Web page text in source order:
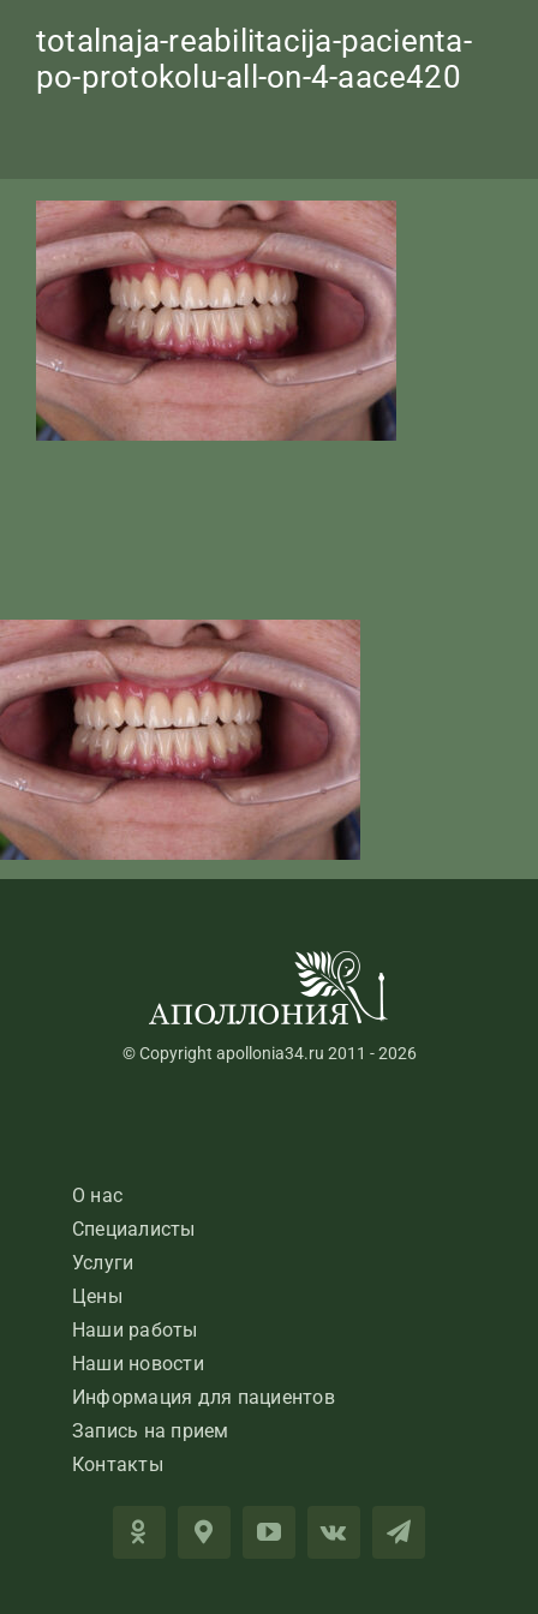
totalnaja-reabilitacija-pacienta-
po-protokolu-all-on-4-aace420
© Copyright apollonia34.ru 2011 - 2026
О нас
Специалисты
Услуги
Цены
Наши работы
Наши новости
Информация для пациентов
Запись на прием
Контакты